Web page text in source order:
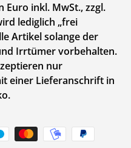
Euro inkl. MwSt., zzgl.
lediglich „frei
Artikel solange der
Irrtümer vorbehalten.
nur
einer Lieferanschrift in